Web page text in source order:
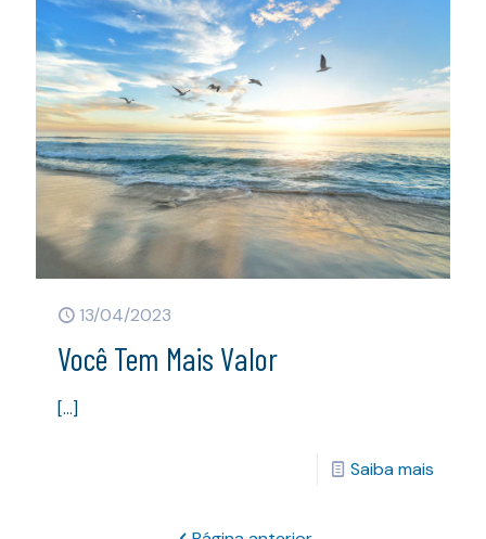
13/04/2023
Você Tem Mais Valor
[…]
Saiba mais